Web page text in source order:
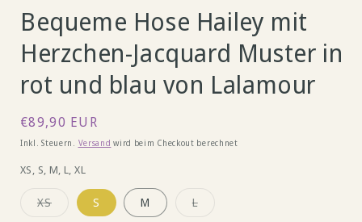
Bequeme Hose Hailey mit
Herzchen-Jacquard Muster in
rot und blau von Lalamour
Normaler
Preis
€89,90 EUR
Inkl. Steuern. Versand wird beim Checkout berechnet
XS, S, M, L, XL
XSVariante
ausverkauft
S M LVariante